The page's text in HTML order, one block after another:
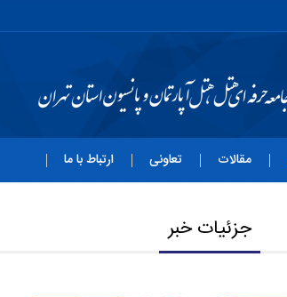
مقالات تعاونی ارتباط با ما
جزئیات خبر